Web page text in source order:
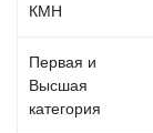
КМН
Первая и
Высшая
категория